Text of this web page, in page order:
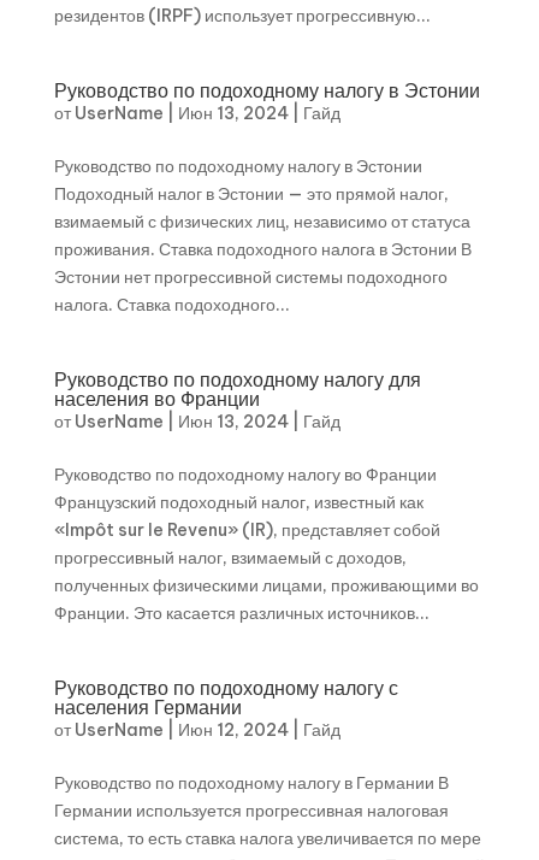
резидентов (IRPF) использует прогрессивную...
Руководство по подоходному налогу в Эстонии
отUserName Июн 13, 2024| Гайд
Руководство по подоходному налогу в Эстонии
Подоходный налог в Эстонии — это прямой налог,
взимаемый с физических лиц, независимо от статуса
проживания. Ставка подоходного налога в Эстонии В
Эстонии нет прогрессивной системы подоходного
налога. Ставка подоходного...
Руководство по подоходному налогу для
населения во Франции
отUserName Июн 13, 2024| Гайд
Руководство по подоходному налогу во Франции
Французский подоходный налог, известный как
«Impôt sur le Revenu» (IR), представляет собой
прогрессивный налог, взимаемый с доходов,
полученных физическими лицами, проживающими во
Франции. Это касается различных источников...
Руководство по подоходному налогу с
населения Германии
отUserName Июн 12, 2024| Гайд
Руководство по подоходному налогу в Германии В
Германии используется прогрессивная налоговая
система, то есть ставка налога увеличивается по мере